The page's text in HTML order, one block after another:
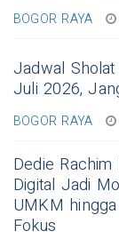
BOGOR RAYA
Jadwal
Juli 2026,
BOGOR RAYA
Dedie
Digital Jadi
UMKM
Fokus